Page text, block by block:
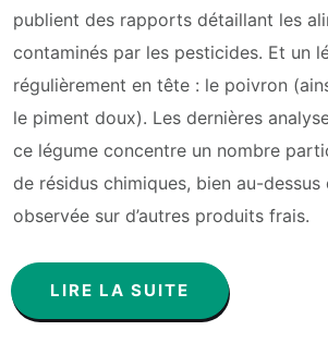
publient des rapports détaillant les
contaminés par les pesticides. Et un
régulièrement en tête : le poivron
le piment doux). Les dernières
ce légume concentre un nombre
de résidus chimiques, bien au-dessus
observée sur d’autres produits frais.
LIRE LA SUITE